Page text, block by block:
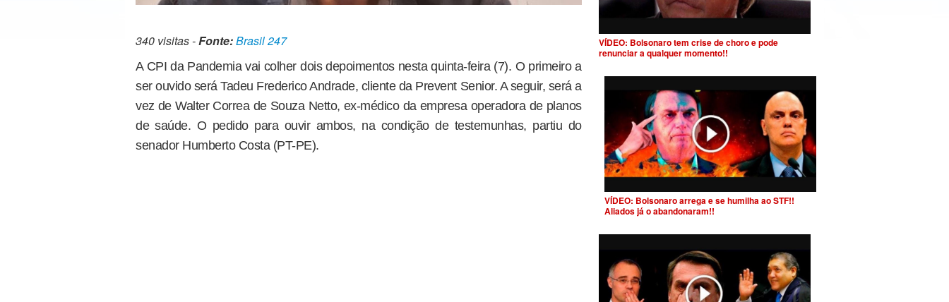
340 visitas -Fonte:Brasil 247
A CPI da Pandemia vai colher dois depoimentos nesta quinta-feira (7). O primeiro a
ser ouvido será Tadeu Frederico Andrade, cliente da Prevent Senior. A seguir, será a
vez de Walter Correa de Souza Netto, ex-médico da empresa operadora de planos
de saúde. O pedido para ouvir ambos, na condição de testemunhas, partiu do
senador Humberto Costa (PT-PE).
VÍDEO: Bolsonaro tem crise de choro e pode
renunciar a qualquer momento!!
VÍDEO: Bolsonaro arrega e se humilha ao STF!!
Aliados já o abandonaram!!